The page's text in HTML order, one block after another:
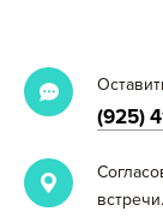
(925)
встречи.